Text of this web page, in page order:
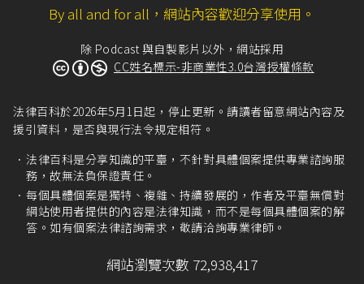
By all and for all，網站內容歡迎分享使用。
除 Podcast 與自製影片以外，網站採用
CC姓名標示-非商業性3.0台灣授權條款
法律百科於2026年5月1日起，停止更新。請讀者留意網站內容及
援引資料，是否與現行法令規定相符。
法律百科是分享知識的平臺，不針對具體個案提供專業諮詢服
務，故無法負保證責任。
每個具體個案是獨特、複雜、持續發展的，作者及平臺無償對
網站使用者提供的內容是法律知識，而不是每個具體個案的解
答。如有個案法律諮詢需求，敬請洽詢專業律師。
網站瀏覽次數 72,938,417